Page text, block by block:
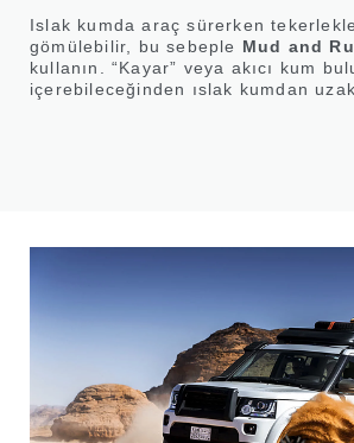
Islak kumda araç sürerken
gömülebilir, bu sebeple Mud and
kullanın. “Kayar” veya akıcı kum
içerebileceğinden ıslak kumdan